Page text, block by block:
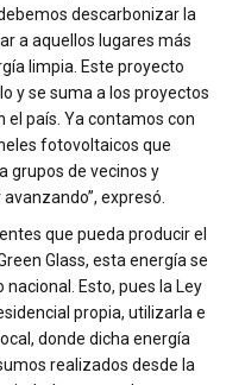
descarbonizar la
a aquellos lugares más
limpia. Este proyecto
y se suma a los proyectos
el país. Ya contamos con
fotovoltaicos que
grupos de vecinos y
expresó.
que pueda producir el
Glass, esta energía se
Esto, pues la Ley
propia, utilizarla e
donde dicha energía
realizados desde la